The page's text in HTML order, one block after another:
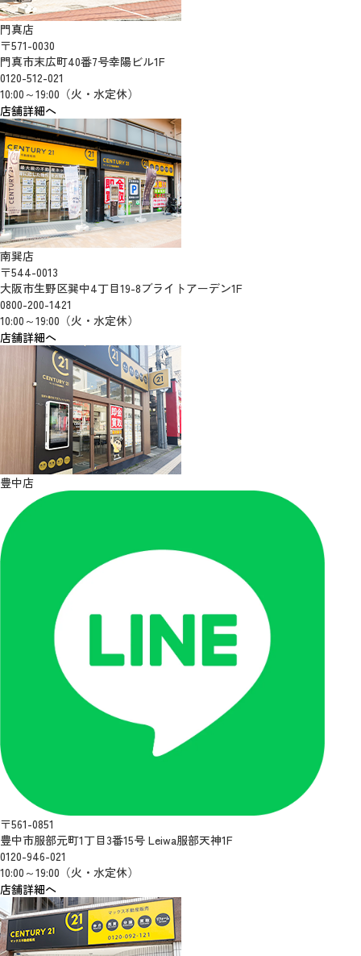
門真店
〒571-0030
門真市末広町40番7号幸陽ビル1F
0120-512-021
10:00～19:00（火・水定休）
店舗詳細へ
南巽店
〒544-0013
大阪市生野区巽中4丁目19-8ブライトアーデン1F
0800-200-1421
10:00～19:00（火・水定休）
店舗詳細へ
豊中店
〒561-0851
豊中市服部元町1丁目3番15号 Leiwa服部天神1F
0120-946-021
10:00～19:00（火・水定休）
店舗詳細へ